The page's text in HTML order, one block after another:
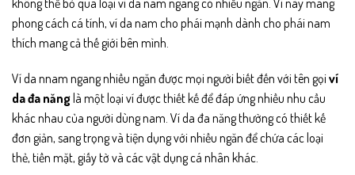
phong cách cá tính, ví da nam cho phái mạnh dành cho phái nam
thích mang cả thế giới bên mình.
Ví da nnam ngang nhiều ngăn được mọi người biết đến với tên gọi ví
da đa năng là một loại ví được thiết kế để đáp ứng nhiều nhu cầu
khác nhau của người dùng nam. Ví da đa năng thường có thiết kế
đơn giản, sang trọng và tiện dụng với nhiều ngăn để chứa các loại
thẻ, tiền mặt, giấy tờ và các vật dụng cá nhân khác.